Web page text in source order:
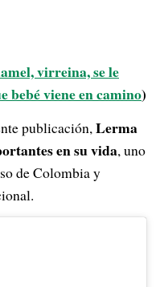
virreina, se le
bebé viene en camino)
publicación,Lerma
en su vida, uno
de Colombia y